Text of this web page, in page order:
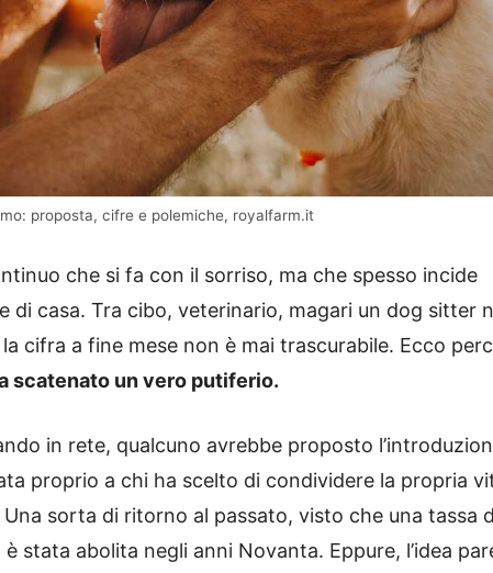
proposta, cifre e polemiche, royalfarm.it
che si fa con il sorriso, ma che spesso incide
di casa. Tra cibo, veterinario, magari un dog sitter
cifra a fine mese non è mai trascurabile. Ecco
scatenato un vero putiferio.
in rete, qualcuno avrebbe proposto
proprio a chi ha scelto di condividere la propria
sorta di ritorno al passato, visto che una tassa
è stata abolita negli anni Novanta. Eppure, l’idea